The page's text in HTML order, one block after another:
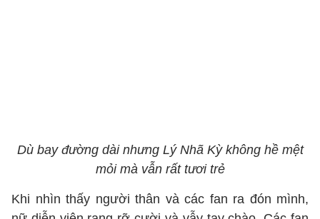
Dù bay đường dài nhưng Lý Nhã Kỳ không hề mệt
mỏi mà vẫn rất tươi trẻ
Khi nhìn thấy người thân và các fan ra đón mình,